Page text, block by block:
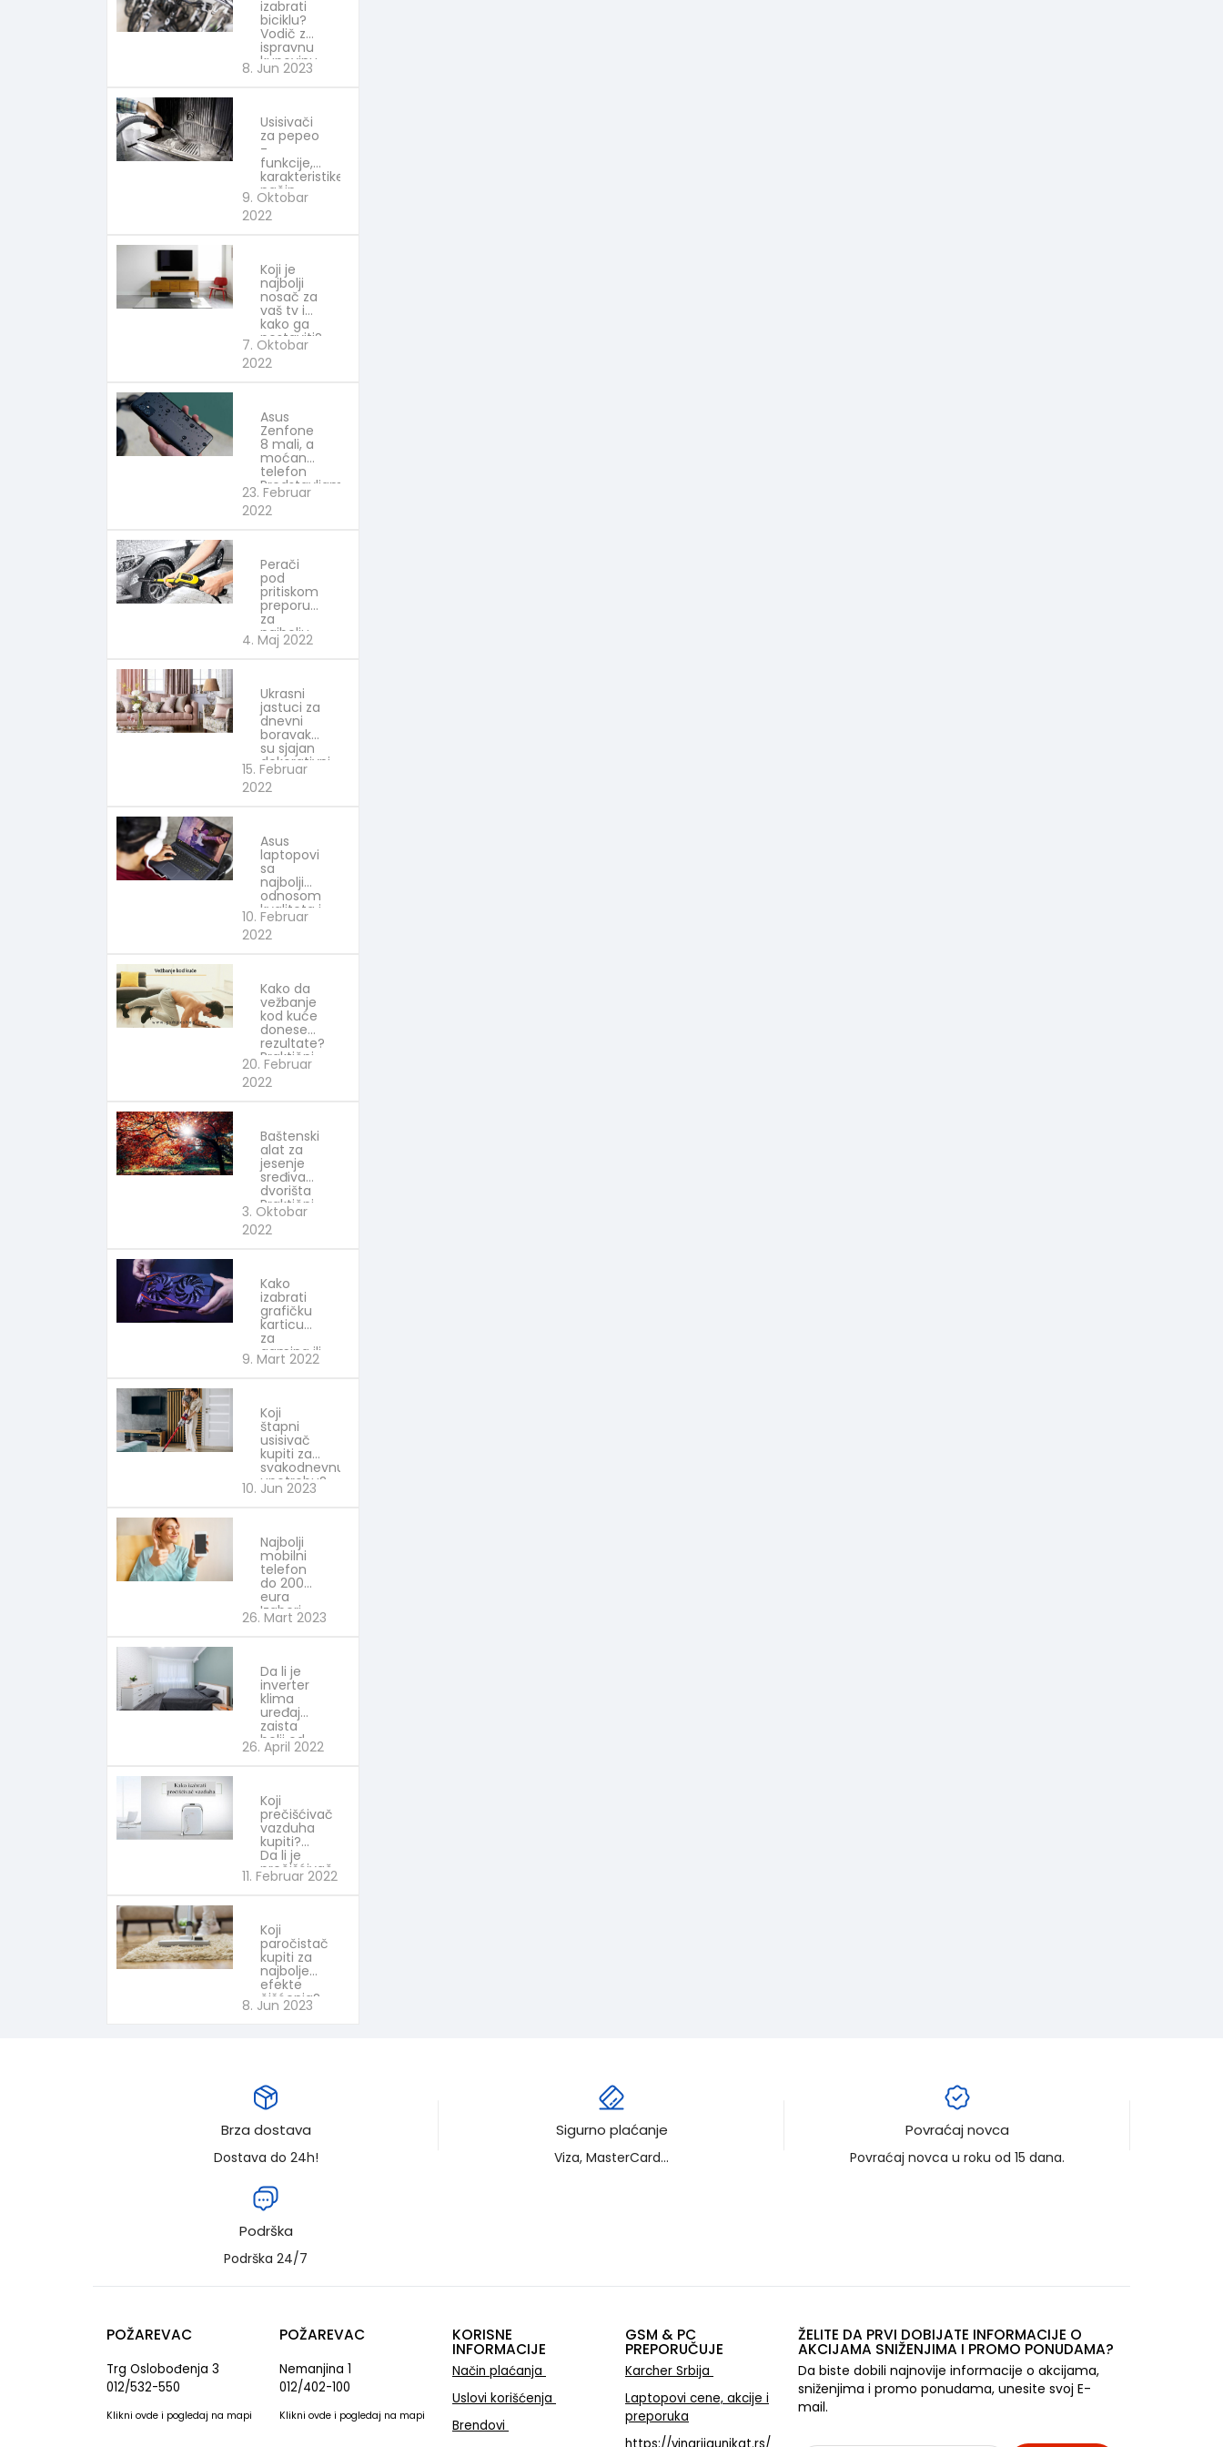
izabrati
biciklu?
Vodič za
ispravnu
kupovinu
Izaberi
8. Jun 2023
Usisivači
za pepeo
-
funkcije,
karakteristike,
način
upotrebe
Predstavljamo
9. Oktobar
2022
Koji je
najbolji
nosač za
vaš tv i
kako ga
postaviti?
Izaberi
najbolje
7. Oktobar
2022
Asus
Zenfone
8 mali, a
moćan
telefon
Predstavljamo
23. Februar
2022
Perači
pod
pritiskom
preporuka
za
najbolju
kupovinu
4. Maj 2022
Ukrasni
jastuci za
dnevni
boravak
su sjajan
dekorativni
element
Izaberi
15. Februar
2022
Asus
laptopovi
sa
najboljim
odnosom
kvaliteta i
cene
IT
10. Februar
2022
Kako da
vežbanje
kod kuće
donese
rezultate?
Praktični
saveti
20. Februar
2022
Baštenski
alat za
jesenje
sređivanje
dvorišta
Praktični
saveti
3. Oktobar
2022
Kako
izabrati
grafičku
karticu
za
gaming ili
rudarenje?
9. Mart 2022
Koji
štapni
usisivač
kupiti za
svakodnevnu
upotrebu?
Izaberi
10. Jun 2023
Najbolji
mobilni
telefon
do 200
eura
Izaberi
najbolje
26. Mart 2023
Da li je
inverter
klima
uređaj
zaista
bolji od
drugih?
26. April 2022
Koji
prečišćivač
vazduha
kupiti?
Da li je
prečišćivač
vazduha
izbor?
Izaberi
najbolje
11. Februar 2022
Koji
paročistač
kupiti za
najbolje
efekte
čišćenja?
Izaberi
8. Jun 2023
Brza dostava
Dostava do 24h!
Sigurno plaćanje
Viza, MasterCard...
Povraćaj novca
Povraćaj novca u roku od 15 dana.
Podrška
Podrška 24/7
POŽAREVAC
Trg Oslobođenja 3
012/532-550
Klikni ovde i pogledaj na mapi
POŽAREVAC
Nemanjina 1
012/402-100
Klikni ovde i pogledaj na mapi
KORISNE
INFORMACIJE
Način plaćanja
Uslovi korišćenja
Brendovi
GSM & PC
PREPORUČUJE
Karcher Srbija
Laptopovi cene, akcije i
preporuka
ŽELITE DA PRVI DOBIJATE INFORMACIJE O
AKCIJAMA SNIŽENJIMA I PROMO PONUDAMA?
Da biste dobili najnovije informacije o akcijama,
sniženjima i promo ponudama, unesite svoj E-
mail.